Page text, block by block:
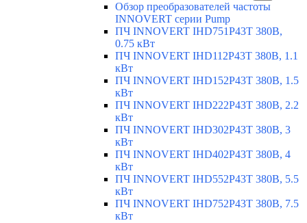
Обзор преобразователей частоты
INNOVERT серии Pump
ПЧ INNOVERT IHD751P43T 380В,
0.75 кВт
ПЧ INNOVERT IHD112P43T 380В, 1.1
кВт
ПЧ INNOVERT IHD152P43T 380В, 1.5
кВт
ПЧ INNOVERT IHD222P43T 380В, 2.2
кВт
ПЧ INNOVERT IHD302P43T 380В, 3
кВт
ПЧ INNOVERT IHD402P43T 380В, 4
кВт
ПЧ INNOVERT IHD552P43T 380В, 5.5
кВт
ПЧ INNOVERT IHD752P43T 380В, 7.5
кВт